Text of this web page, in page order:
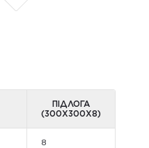
ПІДЛОГА
(300Х300Х8)
8